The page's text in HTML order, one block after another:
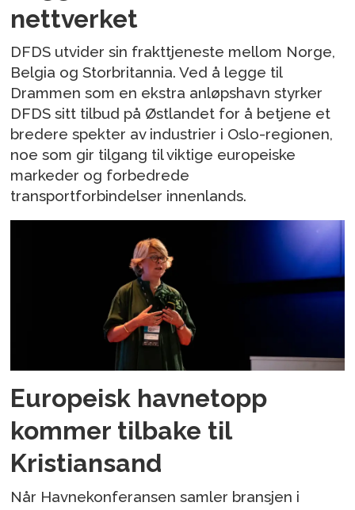
nettverket
DFDS utvider sin frakttjeneste mellom Norge,
Belgia og Storbritannia. Ved å legge til
Drammen som en ekstra anløpshavn styrker
DFDS sitt tilbud på Østlandet for å betjene et
bredere spekter av industrier i Oslo-regionen,
noe som gir tilgang til viktige europeiske
markeder og forbedrede
transportforbindelser innenlands.
Europeisk havnetopp
kommer tilbake til
Kristiansand
Når Havnekonferansen samler bransjen i